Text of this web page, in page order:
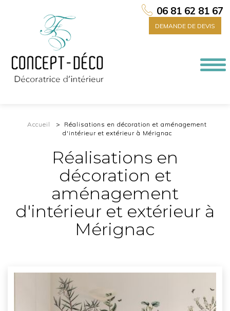
06 81 62 81 67
DEMANDE DE DEVIS
Accueil
Réalisations en décoration et aménagement
d'intérieur et extérieur à Mérignac
Réalisations en
décoration et
aménagement
d'intérieur et extérieur à
Mérignac